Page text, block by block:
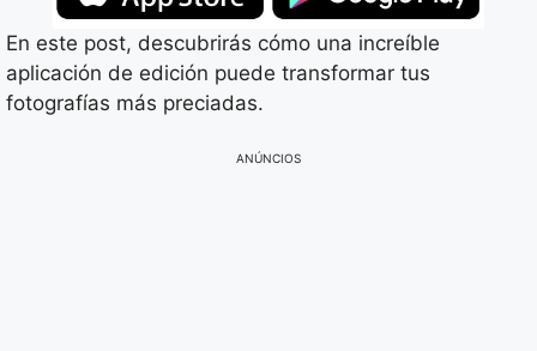
En este post, descubrirás cómo una increíble
aplicación de edición puede transformar tus
fotografías más preciadas.
ANÚNCIOS